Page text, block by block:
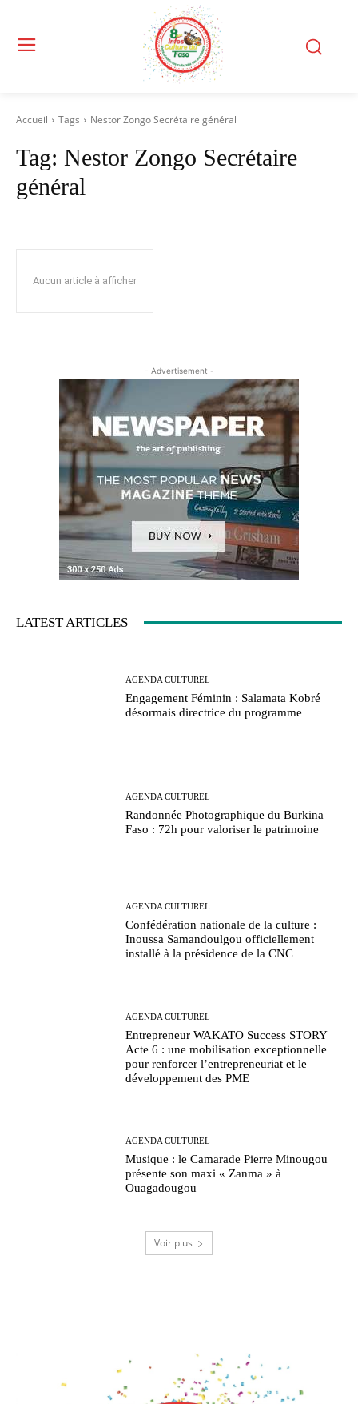
Accueil Tags Nestor Zongo Secrétaire général
Tag: Nestor Zongo Secrétaire
général
Aucun article à afficher
- Advertisement -
LATEST ARTICLES
AGENDA CULTUREL
Engagement Féminin : Salamata Kobré
désormais directrice du programme
AGENDA CULTUREL
Randonnée Photographique du Burkina
Faso : 72h pour valoriser le patrimoine
AGENDA CULTUREL
Confédération nationale de la culture :
Inoussa Samandoulgou officiellement
installé à la présidence de la CNC
AGENDA CULTUREL
Entrepreneur WAKATO Success STORY
Acte 6 : une mobilisation exceptionnelle
pour renforcer l’entrepreneuriat et le
développement des PME
AGENDA CULTUREL
Musique : le Camarade Pierre Minougou
présente son maxi « Zanma » à
Ouagadougou
Voir plus